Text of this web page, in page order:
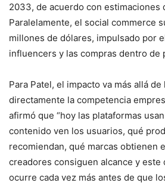
2033, de acuerdo con estimaciones
Paralelamente, el social commerce
millones de dólares, impulsado por
influencers y las compras dentro de
Para Patel, el impacto va más allá
directamente la competencia
afirmó que “hoy las plataformas
contenido ven los usuarios, qué
recomiendan, qué marcas obtienen
creadores consiguen alcance y este
ocurre cada vez más antes de que